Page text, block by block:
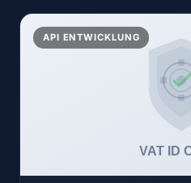
API ENTWICKLUNG